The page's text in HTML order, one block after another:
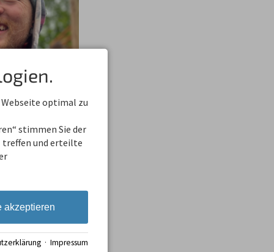
Webseite optimal zu
stimmen Sie der
treffen und erteilte
akzeptieren
· Impressum